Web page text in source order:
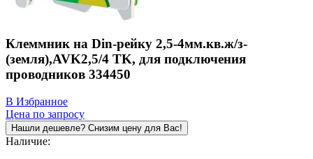
Клеммник на Din-рейку 2,5-4мм.кв.ж/з-
(земля),AVK2,5/4 TK, для подключения
проводников 334450
В Избранное
Цена по запросу
Нашли дешевле? Снизим цену для Вас!
Наличие: